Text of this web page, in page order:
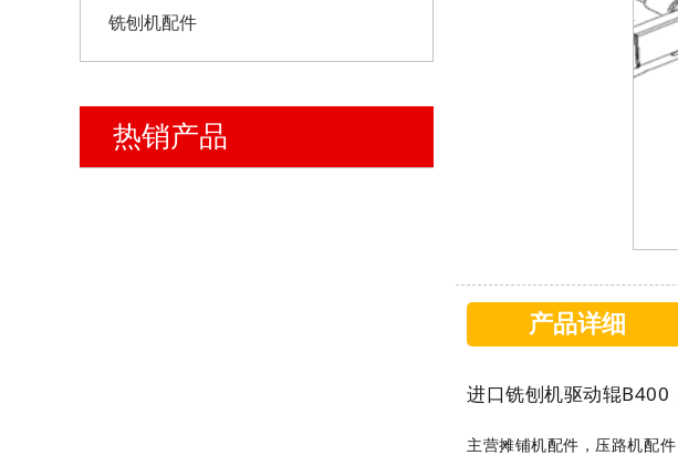
铣刨机配件
热销产品
产品详细
进口铣刨机驱动辊B400
主营摊铺机配件，压路机配件